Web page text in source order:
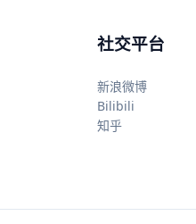
社交平台
新浪微博
Bilibili
知乎